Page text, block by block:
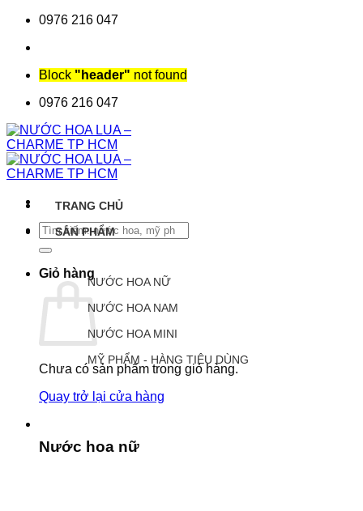
Chuyển0976 216 047
Block "header" not found
0976 216 047
Tìm
kiếm:
Giỏ hàng
Chưa có sản phẩm trong giỏ hàng.
Quay trở lại cửa hàng
TRANG CHỦ
SẢN PHẨM
NƯỚC HOA NỮ
NƯỚC HOA NAM
NƯỚC HOA MINI
MỸ PHẨM - HÀNG TIÊU DÙNG
Nước hoa nữ